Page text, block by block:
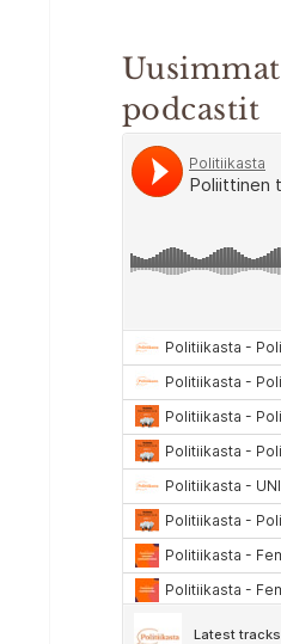
Uusimmat
podcastit